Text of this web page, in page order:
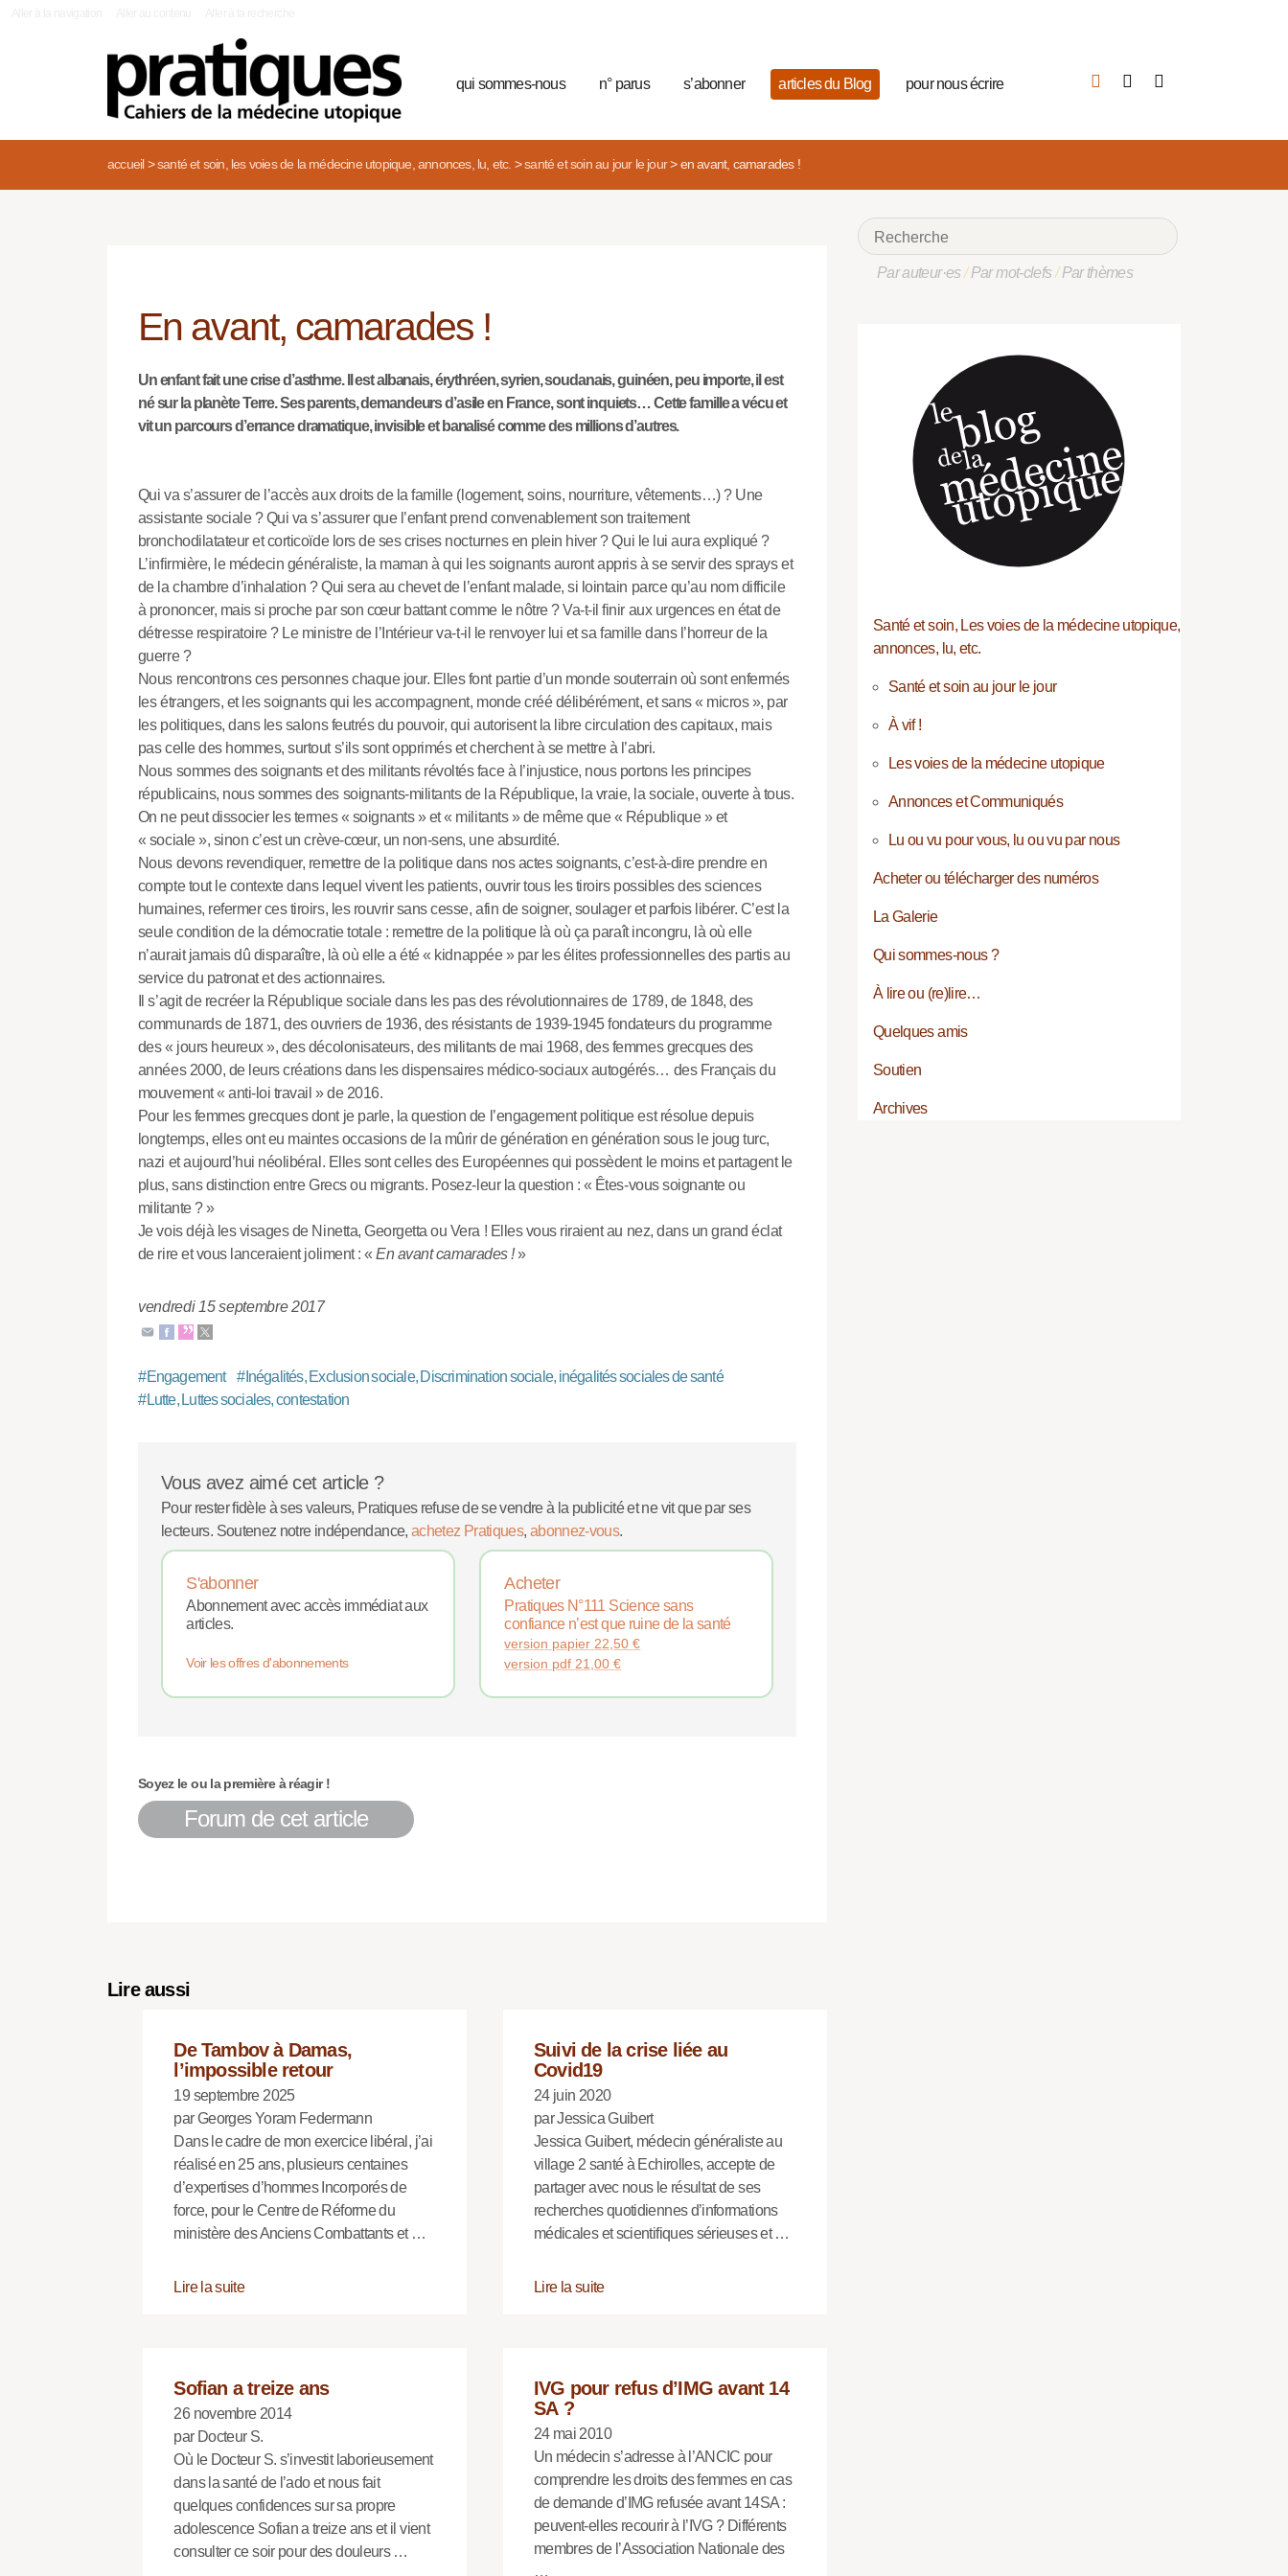
qui sommes-nous n° parus s’abonner articles du Blog pour nous écrire
accueil> santé et soin, les voies de la médecine utopique, annonces, lu, etc. > santé et soin au jour le jour> en avant, camarades !
En avant, camarades !
Un enfant fait une crise d’asthme. Il est albanais, érythréen, syrien, soudanais, guinéen, peu importe, il est
né sur la planète Terre. Ses parents, demandeurs d’asile en France, sont inquiets… Cette famille a vécu et
vit un parcours d’errance dramatique, invisible et banalisé comme des millions d’autres.
Qui va s’assurer de l’accès aux droits de la famille (logement, soins, nourriture, vêtements…) ? Une
assistante sociale ? Qui va s’assurer que l’enfant prend convenablement son traitement
bronchodilatateur et corticoïde lors de ses crises nocturnes en plein hiver ? Qui le lui aura expliqué ?
L’infirmière, le médecin généraliste, la maman à qui les soignants auront appris à se servir des sprays et
de la chambre d’inhalation ? Qui sera au chevet de l’enfant malade, si lointain parce qu’au nom difficile
à prononcer, mais si proche par son cœur battant comme le nôtre ? Va-t-il finir aux urgences en état de
détresse respiratoire ? Le ministre de l’Intérieur va-t-il le renvoyer lui et sa famille dans l’horreur de la
guerre ?
Nous rencontrons ces personnes chaque jour. Elles font partie d’un monde souterrain où sont enfermés
les étrangers, et les soignants qui les accompagnent, monde créé délibérément, et sans « micros », par
les politiques, dans les salons feutrés du pouvoir, qui autorisent la libre circulation des capitaux, mais
pas celle des hommes, surtout s’ils sont opprimés et cherchent à se mettre à l’abri.
Nous sommes des soignants et des militants révoltés face à l’injustice, nous portons les principes
républicains, nous sommes des soignants-militants de la République, la vraie, la sociale, ouverte à tous.
On ne peut dissocier les termes « soignants » et « militants » de même que « République » et
« sociale », sinon c’est un crève-cœur, un non-sens, une absurdité.
Nous devons revendiquer, remettre de la politique dans nos actes soignants, c’est-à-dire prendre en
compte tout le contexte dans lequel vivent les patients, ouvrir tous les tiroirs possibles des sciences
humaines, refermer ces tiroirs, les rouvrir sans cesse, afin de soigner, soulager et parfois libérer. C’est la
seule condition de la démocratie totale : remettre de la politique là où ça paraît incongru, là où elle
n’aurait jamais dû disparaître, là où elle a été « kidnappée » par les élites professionnelles des partis au
service du patronat et des actionnaires.
Il s’agit de recréer la République sociale dans les pas des révolutionnaires de 1789, de 1848, des
communards de 1871, des ouvriers de 1936, des résistants de 1939-1945 fondateurs du programme
des « jours heureux », des décolonisateurs, des militants de mai 1968, des femmes grecques des
années 2000, de leurs créations dans les dispensaires médico-sociaux autogérés… des Français du
mouvement « anti-loi travail » de 2016.
Pour les femmes grecques dont je parle, la question de l’engagement politique est résolue depuis
longtemps, elles ont eu maintes occasions de la mûrir de génération en génération sous le joug turc,
nazi et aujourd’hui néolibéral. Elles sont celles des Européennes qui possèdent le moins et partagent le
plus, sans distinction entre Grecs ou migrants. Posez-leur la question : « Êtes-vous soignante ou
militante ? »
Je vois déjà les visages de Ninetta, Georgetta ou Vera ! Elles vous riraient au nez, dans un grand éclat
de rire et vous lanceraient joliment : «En avant camarades !»
vendredi 15 septembre 2017
#Engagement #Inégalités, Exclusion sociale, Discrimination sociale, inégalités sociales de santé
#Lutte, Luttes sociales, contestation
Vous avez aimé cet article ?
Pour rester fidèle à ses valeurs, Pratiques refuse de se vendre à la publicité et ne vit que par ses
lecteurs. Soutenez notre indépendance, achetez Pratiques, abonnez-vous.
S'abonner
Abonnement avec accès immédiat aux
articles.
Voir les offres d'abonnements
Acheter
Pratiques N°111 Science sans
confiance n’est que ruine de la santé
version papier 22,50€
version pdf 21,00€
Soyez le ou la première à réagir !
Forum de cet article
Lire aussi
De Tambov à Damas,
l’impossible retour
19 septembre 2025
par Georges Yoram Federmann
Dans le cadre de mon exercice libéral, j’ai
réalisé en 25 ans, plusieurs centaines
d’expertises d’hommes Incorporés de
force, pour le Centre de Réforme du
ministère des Anciens Combattants et …
Lire la suite
Suivi de la crise liée au
Covid19
24 juin 2020
par Jessica Guibert
Jessica Guibert, médecin généraliste au
village 2 santé à Echirolles, accepte de
partager avec nous le résultat de ses
recherches quotidiennes d’informations
médicales et scientifiques sérieuses et …
Lire la suite
Sofian a treize ans
26 novembre 2014
par Docteur S.
Où le Docteur S. s’investit laborieusement
dans la santé de l’ado et nous fait
quelques confidences sur sa propre
adolescence Sofian a treize ans et il vient
consulter ce soir pour des douleurs …
IVG pour refus d’IMG avant 14
SA ?
24 mai 2010
Un médecin s’adresse à l’ANCIC pour
comprendre les droits des femmes en cas
de demande d’IMG refusée avant 14SA :
peuvent-elles recourir à l’IVG ? Différents
membres de l’Association Nationale des
…
Par auteur·es/Par mot-clefs/Par thèmes
Santé et soin, Les voies de la médecine utopique,
annonces, lu, etc.
Santé et soin au jour le jour
À vif !
Les voies de la médecine utopique
Annonces et Communiqués
Lu ou vu pour vous, lu ou vu par nous
Acheter ou télécharger des numéros
La Galerie
Qui sommes-nous ?
À lire ou (re)lire…
Quelques amis
Soutien
Archives